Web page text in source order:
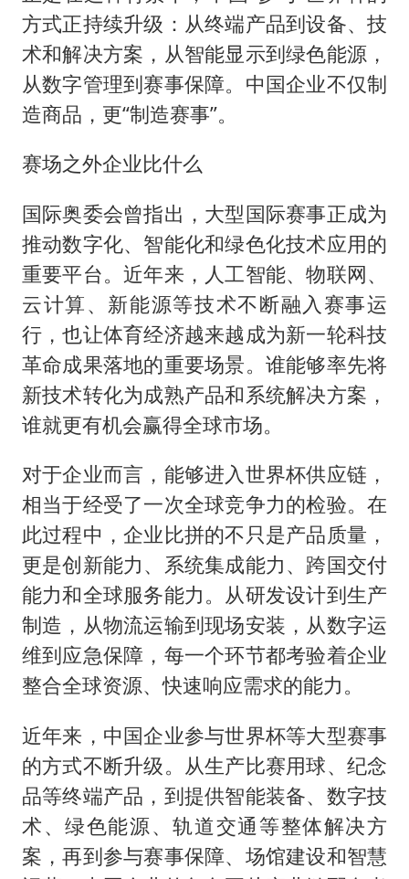
方式正持续升级：从终端产品到设备、技
术和解决方案，从智能显示到绿色能源，
从数字管理到赛事保障。中国企业不仅制
造商品，更“制造赛事”。
赛场之外企业比什么
国际奥委会曾指出，大型国际赛事正成为
推动数字化、智能化和绿色化技术应用的
重要平台。近年来，人工智能、物联网、
云计算、新能源等技术不断融入赛事运
行，也让体育经济越来越成为新一轮科技
革命成果落地的重要场景。谁能够率先将
新技术转化为成熟产品和系统解决方案，
谁就更有机会赢得全球市场。
对于企业而言，能够进入世界杯供应链，
相当于经受了一次全球竞争力的检验。在
此过程中，企业比拼的不只是产品质量，
更是创新能力、系统集成能力、跨国交付
能力和全球服务能力。从研发设计到生产
制造，从物流运输到现场安装，从数字运
维到应急保障，每一个环节都考验着企业
整合全球资源、快速响应需求的能力。
近年来，中国企业参与世界杯等大型赛事
的方式不断升级。从生产比赛用球、纪念
品等终端产品，到提供智能装备、数字技
术、绿色能源、轨道交通等整体解决方
案，再到参与赛事保障、场馆建设和智慧